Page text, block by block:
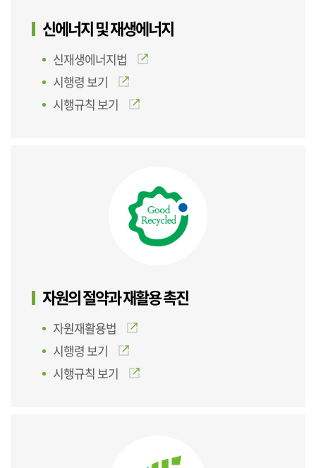
신에너지 및 재생에너지
신재생에너지법
시행령 보기
시행규칙 보기
자원의 절약과 재활용 촉진
자원재활용법
시행령 보기
시행규칙 보기